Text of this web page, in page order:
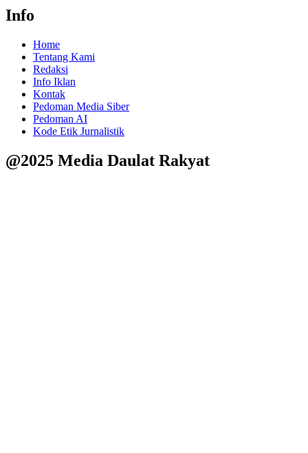
Info
Home
Tentang Kami
Redaksi
Info Iklan
Kontak
Pedoman Media Siber
Pedoman AI
Kode Etik Jurnalistik
@2025 Media Daulat Rakyat